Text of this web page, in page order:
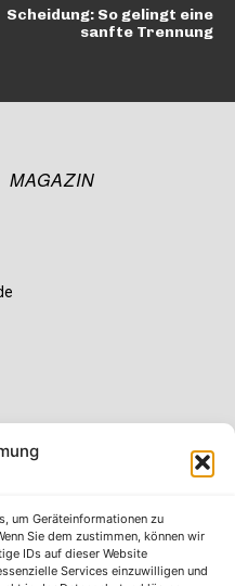
um Geräteinformationen zu
Sie dem zustimmen, können wir
IDs auf dieser Website
Services einzuwilligen und
Scheidung: So gelingt eine
sanfte Trennung
MAGAZIN
Girokonto? Dann ist unser
Sie. Die beiden
Magazin erfahren Sie